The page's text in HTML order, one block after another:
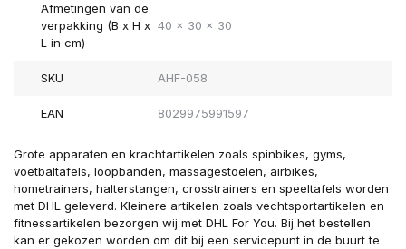
Afmetingen van de
verpakking (B x H x
L in cm)
40 x 30 x 30
SKU AHF-058
EAN 8029975991597
Grote apparaten en krachtartikelen zoals spinbikes, gyms,
voetbaltafels, loopbanden, massagestoelen, airbikes,
hometrainers, halterstangen, crosstrainers en speeltafels worden
met DHL geleverd. Kleinere artikelen zoals vechtsportartikelen en
fitnessartikelen bezorgen wij met DHL For You. Bij het bestellen
kan er gekozen worden om dit bij een servicepunt in de buurt te